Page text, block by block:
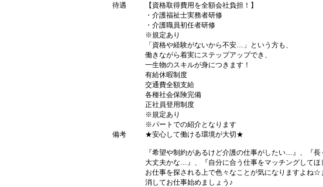
待遇
【資格取得費用を全額会社負担！】
・介護福祉士実務者研修
・介護職員初任者研修
※規定あり
「資格や経験がないから不安…」という方も、
働きながら着実にステップアップでき、
一生物のスキルが身につきます！
有給休暇制度
交通費全額支給
各種社会保険完備
正社員登用制度
※規定あり
※パートでの紹介となります
備考
★安心して働ける環境が大切★
『希望や制約があるけど介護の仕事がしたい…』、『
大丈夫かな…』、『自分に合う仕事をマッチングしてほ
お仕事を探される上で色々なことが気になりますよね
消してお仕事始めましょう♪